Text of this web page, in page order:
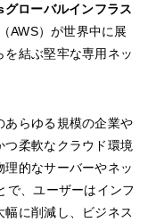
グローバルインフラス
AWS）が世界中に展
結ぶ堅牢な専用ネッ
あらゆる規模の企業や
柔軟なクラウド環境
的なサーバーやネッ
で、ユーザーはインフ
に削減し、ビジネス